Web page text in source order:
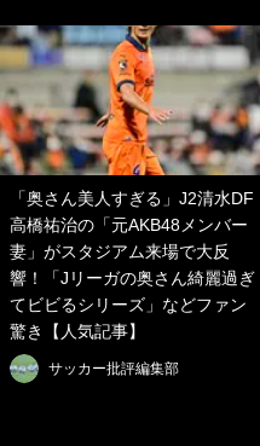
「奥さん美人すぎる」J2清水DF
高橋祐治の「元AKB48メンバー
妻」がスタジアム来場で大反
響！「Jリーガの奥さん綺麗過ぎ
てビビるシリーズ」などファン
驚き【人気記事】
サッカー批評編集部